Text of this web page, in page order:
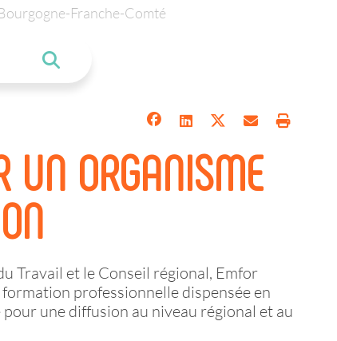
Franche-Comté
UN ORGANISME
Travail et le Conseil régional, Emfor
professionnelle dispensée en
une diffusion au niveau régional et au